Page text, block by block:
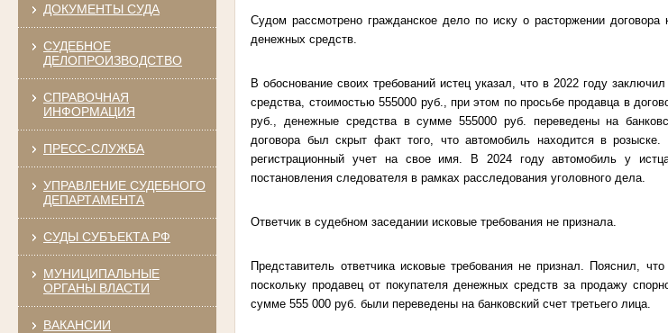
ДОКУМЕНТЫ СУДА
СУДЕБНОЕ
ДЕЛОПРОИЗВОДСТВО
СПРАВОЧНАЯ
ИНФОРМАЦИЯ
ПРЕСС-СЛУЖБА
УПРАВЛЕНИЕ СУДЕБНОГО
ДЕПАРТАМЕНТА
СУДЫ СУБЪЕКТА РФ
МУНИЦИПАЛЬНЫЕ
ОРГАНЫ ВЛАСТИ
ВАКАНСИИ
Судом рассмотрено гражданское дело по иску о расторжении договора
денежных средств.
В обоснование своих требований истец указал, что в 2022 году
средства, стоимостью 555000 руб., при этом по просьбе продавца в
руб., денежные средства в сумме 555000 руб. переведены на
договора был скрыт факт того, что автомобиль находится в
регистрационный учет на свое имя. В 2024 году автомобиль у
постановления следователя в рамках расследования уголовного дела.
Ответчик в судебном заседании исковые требования не признала.
Представитель ответчика исковые требования не признал. Пояснил,
поскольку продавец от покупателя денежных средств за продажу
сумме 555 000 руб. были переведены на банковский счет третьего лица.